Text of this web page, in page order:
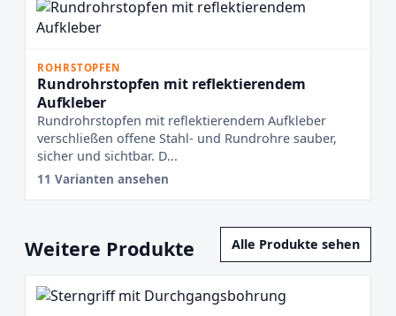
ROHRSTOPFEN
Rundrohrstopfen mit reflektierendem
Aufkleber
Rundrohrstopfen mit reflektierendem Aufkleber
verschließen offene Stahl- und Rundrohre sauber,
sicher und sichtbar. D...
11 Varianten ansehen
Weitere Produkte Alle Produkte sehen